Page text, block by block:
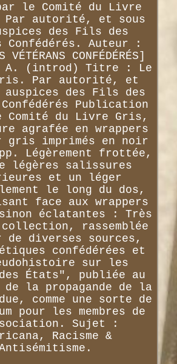
le Comité du Livre
autorité, et sous
des Fils des
Confédérés. Auteur :
CONFÉDÉRÉS]
A. (introd) Titre : Le
Par autorité, et
auspices des Fils des
Publication
du Livre Gris,
agrafée en wrappers
gris imprimés en noir
Légèrement frottée,
légères salissures
et un léger
le long du dos,
face aux wrappers
éclatantes : Très
collection, rassemblée
diverses sources,
confédérées et
sur les
États", publiée au
la propagande de la
comme une sorte de
pour les membres de
Sujet :
Racisme &